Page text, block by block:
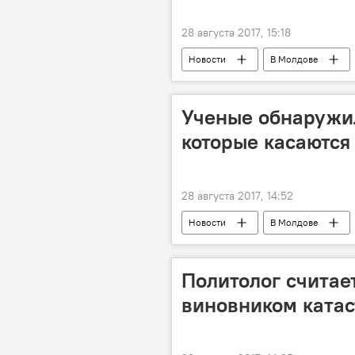
28 августа 2017, 15:18
Новости В Молдове
медикаменты
новости в
Ученые
которые
28 августа 2017, 14:52
Новости В Молдове
Здоровье
Политолог
виновником